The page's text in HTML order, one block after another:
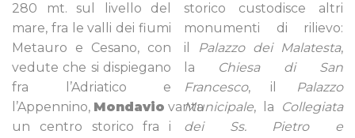
280 mt. sul livello del
mare, fra le valli dei fiumi
Metauro e Cesano, con
vedute che si dispiegano
fra l’Adriatico e
l’Appennino, Mondavio vanta
un centro storico fra i
storico custodisce altri
monumenti di rilievo:
il
Palazzo dei Malatesta,
la
Chiesa di San
Francesco, il
Palazzo
Municipale, la
Collegiata
dei Ss. Pietro e